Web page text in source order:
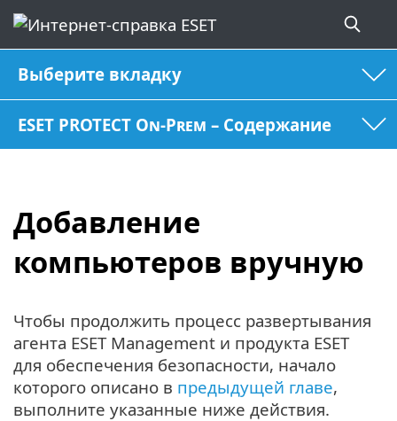
Выберите вкладку
ESET PROTECT On-Prem – Содержание
Добавление
компьютеров вручную
Чтобы продолжить процесс развертывания
агента ESET Management и продукта ESET
для обеспечения безопасности, начало
которого описано в предыдущей главе,
выполните указанные ниже действия.